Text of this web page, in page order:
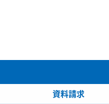
資料請求